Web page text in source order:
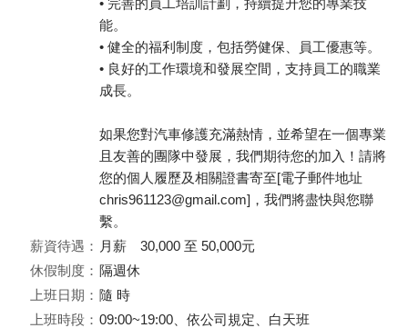
• 完善的員工培訓計劃，持續提升您的專業技
能。
• 健全的福利制度，包括勞健保、員工優惠等。
• 良好的工作環境和發展空間，支持員工的職業
成長。
如果您對汽車修護充滿熱情，並希望在一個專業
且友善的團隊中發展，我們期待您的加入！請將
您的個人履歷及相關證書寄至[電子郵件地址
chris961123@gmail.com]，我們將盡快與您聯
繫。
薪資待遇： 月薪 30,000 至 50,000元
休假制度： 隔週休
上班日期： 隨 時
上班時段： 09:00~19:00、依公司規定、白天班